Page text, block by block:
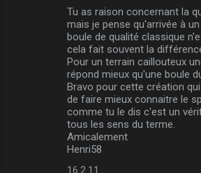
Tu as raison concernant la
mais je pense qu'arrivée à
boule de qualité classique
cela fait souvent la
Pour un terrain caillouteux
répond mieux qu'une boule
Bravo pour cette création
de faire mieux connaitre le
comme tu le dis c'est un
tous les sens du terme.
Amicalement
Henri58
16.2.11